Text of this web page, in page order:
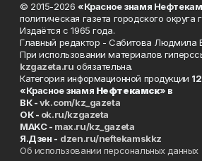
© 2015-2026 «Красное знамя
политическая газета городского округа
Издаётся с 1965 года.
Главный редактор - Сабитова Людмила
При использовании материалов
kzgazeta.ru обязательна.
Категория информационной продукции
«Красное знамя Нефтекамск» в
ВК -vk.com/kz_gazeta
ОК - ok.ru/kzgazeta
MAKC - max.ru/kz_gazeta
Я.Дзен - dzen.ru/neftekamskkz
Об использовании персональных данных